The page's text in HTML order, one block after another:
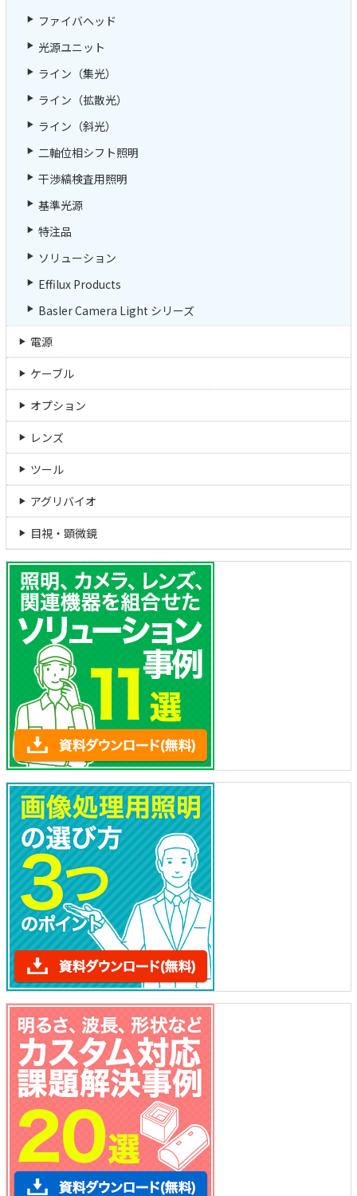
ファイバヘッド
光源ユニット
ライン（集光）
ライン（拡散光）
ライン（斜光）
二軸位相シフト照明
干渉縞検査用照明
基準光源
特注品
ソリューション
Effilux Products
Basler Camera Light シリーズ
電源
ケーブル
オプション
レンズ
ツール
アグリバイオ
目視・顕微鏡